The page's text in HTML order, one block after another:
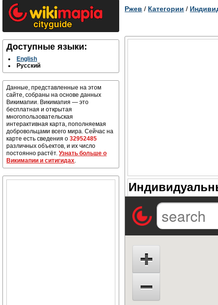
Доступные языки:
English
Русский
Данные, представленные на этом
сайте, собраны на основе данных
Викимапии. Викимапия — это
бесплатная и открытая
многопользовательская
интерактивная карта, пополняемая
добровольцами всего мира. Сейчас на
карте есть сведения о32952485
различных объектов, и их число
постоянно растёт.Узнать больше о
Викимапии и ситигидах.
Ржев / Категории /